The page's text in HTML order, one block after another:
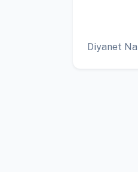
Diyanet